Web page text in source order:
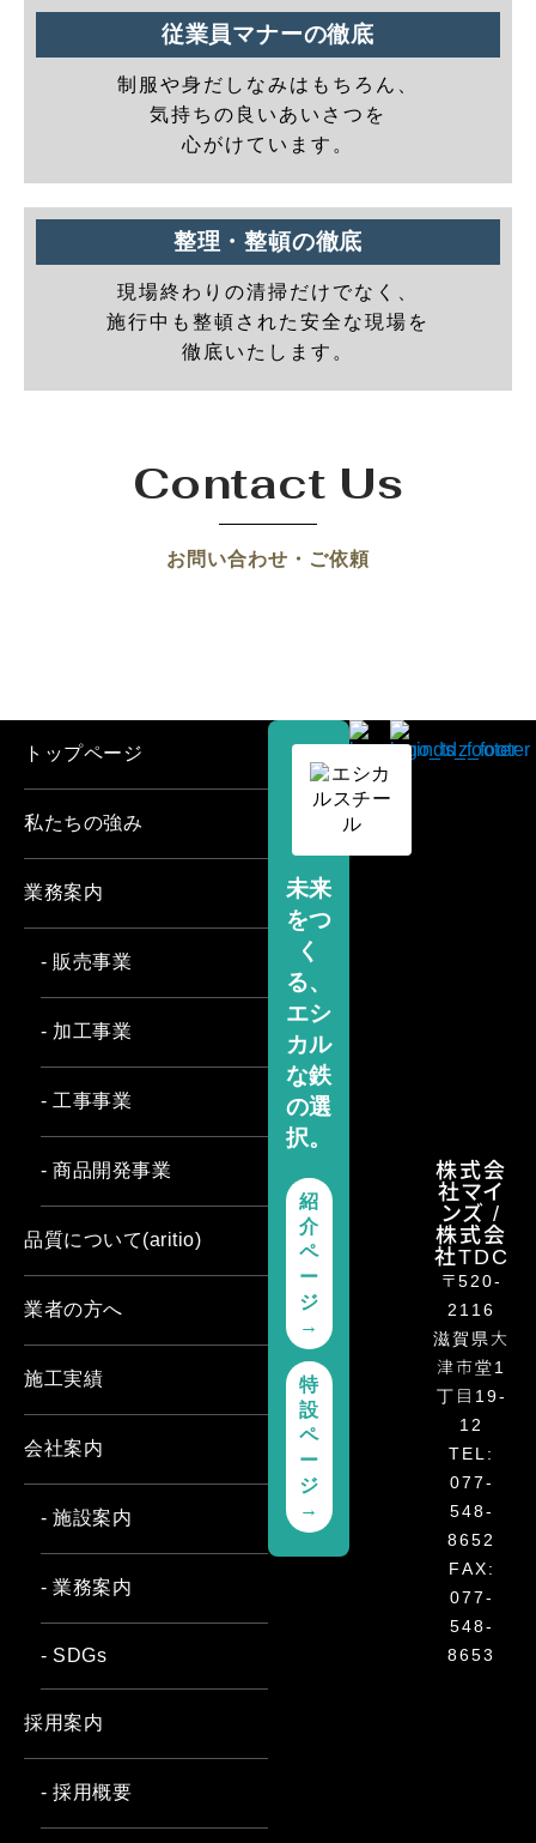
従業員マナーの徹底
制服や身だしなみはもちろん、
気持ちの良いあいさつを
心がけています。
整理・整頓の徹底
現場終わりの清掃だけでなく、
施行中も整頓された安全な現場を
徹底いたします。
Contact Us
お問い合わせ・ご依頼
株式会
社マイ
ンズ /
株式会
社TDC
〒520-
2116
滋賀県大
津市堂1
丁目19-
12
TEL:
077-
548-
8652
FAX:
077-
548-
8653
未来
をつ
く
る、
エシ
カル
な鉄
の選
択。
紹
介
ペ
ー
ジ
→
特
設
ペ
ー
ジ
→
トップページ
私たちの強み
業務案内
- 販売事業
- 加工事業
- 工事事業
- 商品開発事業
品質について(aritio)
業者の方へ
施工実績
会社案内
- 施設案内
- 業務案内
- SDGs
採用案内
- 採用概要